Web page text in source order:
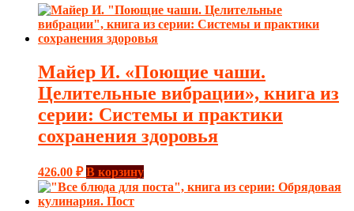
Майер И. «Поющие чаши.
Целительные вибрации», книга из
серии: Системы и практики
сохранения здоровья
426.00 ₽ В корзину